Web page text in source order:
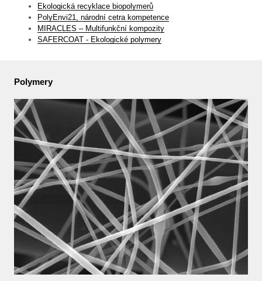
Ekologická recyklace biopolymerů
PolyEnvi21, národní cetra kompetence
MIRACLES – Multifunkční kompozity
SAFERCOAT - Ekologické polymery
Polymery